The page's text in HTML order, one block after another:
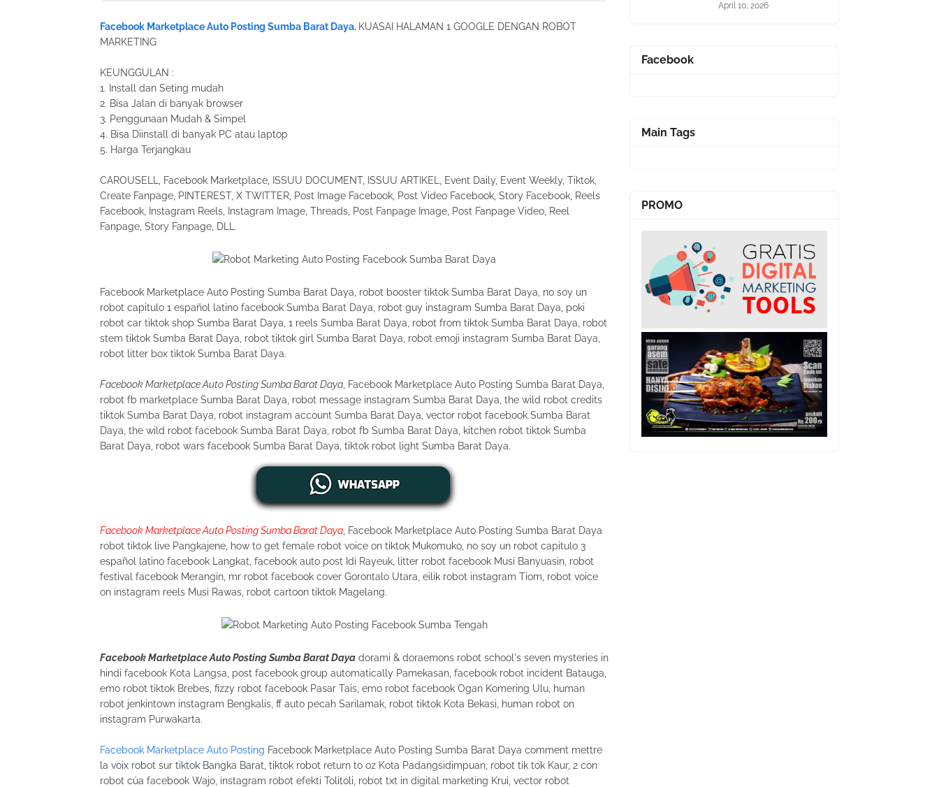
Facebook Marketplace Auto Posting Sumba Barat Daya. KUASAI HALAMAN 1 GOOGLE DENGAN ROBOT
MARKETING
KEUNGGULAN :
1. Install dan Seting mudah
2. Bisa Jalan di banyak browser
3. Penggunaan Mudah & Simpel
4. Bisa Diinstall di banyak PC atau laptop
5. Harga Terjangkau
CAROUSELL, Facebook Marketplace, ISSUU DOCUMENT, ISSUU ARTIKEL, Event Daily, Event Weekly, Tiktok,
Create Fanpage, PINTEREST, X TWITTER, Post Image Facebook, Post Video Facebook, Story Facebook, Reels
Facebook, Instagram Reels, Instagram Image, Threads, Post Fanpage Image, Post Fanpage Video, Reel
Fanpage, Story Fanpage, DLL.
Facebook Marketplace Auto Posting Sumba Barat Daya, robot booster tiktok Sumba Barat Daya, no soy un
robot capitulo 1 español latino facebook Sumba Barat Daya, robot guy instagram Sumba Barat Daya, poki
robot car tiktok shop Sumba Barat Daya, 1 reels Sumba Barat Daya, robot from tiktok Sumba Barat Daya, robot
stem tiktok Sumba Barat Daya, robot tiktok girl Sumba Barat Daya, robot emoji instagram Sumba Barat Daya,
robot litter box tiktok Sumba Barat Daya.
Facebook Marketplace Auto Posting Sumba Barat Daya , Facebook Marketplace Auto Posting Sumba Barat Daya,
robot fb marketplace Sumba Barat Daya, robot message instagram Sumba Barat Daya, the wild robot credits
tiktok Sumba Barat Daya, robot instagram account Sumba Barat Daya, vector robot facebook Sumba Barat
Daya, the wild robot facebook Sumba Barat Daya, robot fb Sumba Barat Daya, kitchen robot tiktok Sumba
Barat Daya, robot wars facebook Sumba Barat Daya, tiktok robot light Sumba Barat Daya.
Facebook Marketplace Auto Posting Sumba Barat Daya , Facebook Marketplace Auto Posting Sumba Barat Daya
robot tiktok live Pangkajene, how to get female robot voice on tiktok Mukomuko, no soy un robot capitulo 3
español latino facebook Langkat, facebook auto post Idi Rayeuk, litter robot facebook Musi Banyuasin, robot
festival facebook Merangin, mr robot facebook cover Gorontalo Utara, eilik robot instagram Tiom, robot voice
on instagram reels Musi Rawas, robot cartoon tiktok Magelang.
Facebook Marketplace Auto Posting Sumba Barat Daya dorami & doraemons robot school's seven mysteries in
hindi facebook Kota Langsa, post facebook group automatically Pamekasan, facebook robot incident Batauga,
emo robot tiktok Brebes, fizzy robot facebook Pasar Tais, emo robot facebook Ogan Komering Ulu, human
robot jenkintown instagram Bengkalis, ff auto pecah Sarilamak, robot tiktok Kota Bekasi, human robot on
instagram Purwakarta.
Facebook Marketplace Auto Posting Facebook Marketplace Auto Posting Sumba Barat Daya comment mettre
la voix robot sur tiktok Bangka Barat, tiktok robot return to oz Kota Padangsidimpuan, robot tik tok Kaur, 2 con
robot của facebook Wajo, instagram robot efekti Tolitoli, robot txt in digital marketing Krui, vector robot
April 10, 2026
Facebook
Main Tags
PROMO